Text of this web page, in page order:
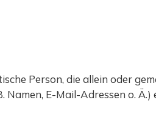
Person, die allein oder
E-Mail-Adressen o. Ä.)